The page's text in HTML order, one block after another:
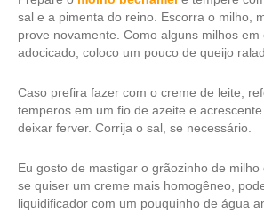
sal e a pimenta do reino. Escorra o milho,
prove novamente. Como alguns milhos
adocicado, coloco um pouco de queijo
Caso prefira fazer com o creme de leite,
temperos em um fio de azeite e
deixar ferver. Corrija o sal, se necessário.
Eu gosto de mastigar o grãozinho de
se quiser um creme mais homogêneo,
liquidificador com um pouquinho de água